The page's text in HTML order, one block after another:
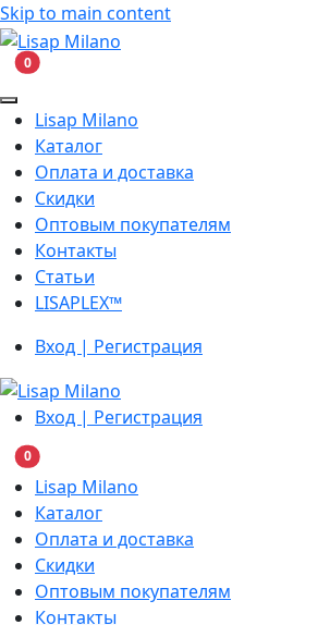
Skip to main content
0В корзину
Lisap Milano
Каталог
Оплата и доставка
Скидки
Оптовым покупателям
Контакты
Статьи
LISAPLEX™
Вход | Регистрация
Вход | Регистрация
0В корзину
Lisap Milano
Каталог
Оплата и доставка
Скидки
Оптовым покупателям
Контакты